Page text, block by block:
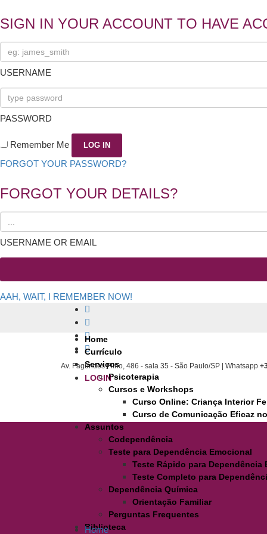
SIGN IN YOUR ACCOUNT TO HAVE
USERNAME
PASSWORD
Remember Me
FORGOT YOUR PASSWORD?
FORGOT YOUR DETAILS?
USERNAME OR EMAIL
AAH, WAIT, I REMEMBER NOW!
Av. Fagundes Filho, 486 - sala 35 - São Paulo/SP | Whatsapp
LOGIN
Home
Currículo
Serviços
Psicoterapia
Cursos e Workshops
Curso Online: Criança Interior
Curso de Comunicação Eficaz
Assuntos
Codependência
Teste para Dependência Emocional
Teste Rápido para Dependência
Teste Completo para
Dependência Química
Orientação Familiar
Perguntas Frequentes
Biblioteca
Home